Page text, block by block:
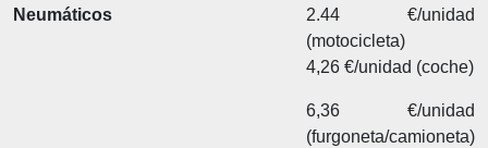
Neumáticos
2.44 €/unidad
(motocicleta)
4,26 €/unidad (coche)
6,36 €/unidad
(furgoneta/camioneta)